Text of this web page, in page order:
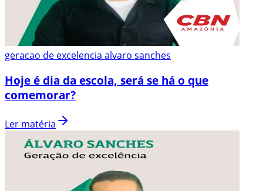
geracao de excelencia alvaro sanches
Hoje é dia da escola, será se há o que
comemorar?
Ler matéria